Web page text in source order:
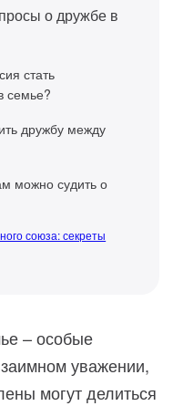
о дружбе в
стать
семье?
дружбу между
можно судить о
союза: секреты
– особые
уважении,
могут делиться